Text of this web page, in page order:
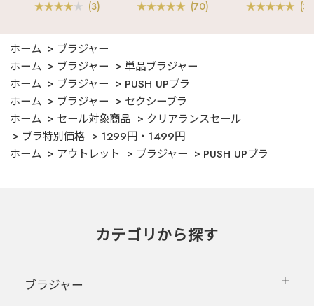
(3) (70) (3)
ホーム
ブラジャー
ホーム
ブラジャー
単品ブラジャー
ホーム
ブラジャー
PUSH UPブラ
ホーム
ブラジャー
セクシーブラ
ホーム
セール対象商品
クリアランスセール
ブラ特別価格
1299円・1499円
ホーム
アウトレット ブラジャー PUSH UPブラ
カテゴリから探す
ブラジャー